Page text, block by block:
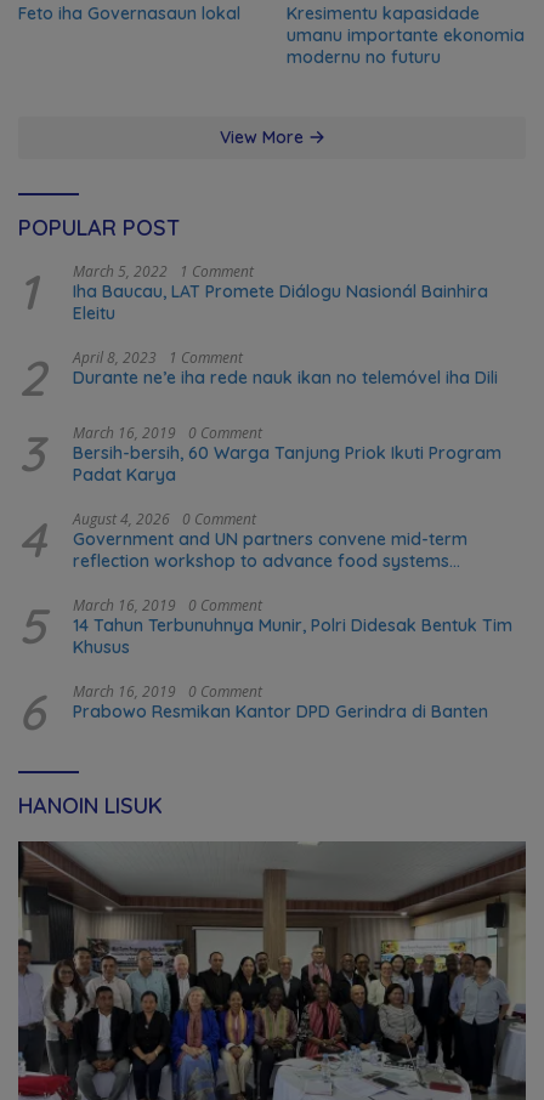
Feto iha Governasaun lokal
Kresimentu kapasidade
umanu importante ekonomia
modernu no futuru
View More
POPULAR POST
1 March 5, 2022 1 Comment
Iha Baucau, LAT Promete Diálogu Nasionál Bainhira
Eleitu
2 April 8, 2023 1 Comment
Durante ne’e iha rede nauk ikan no telemóvel iha Dili
3 March 16, 2019 0 Comment
Bersih-bersih, 60 Warga Tanjung Priok Ikuti Program
Padat Karya
4 August 4, 2026 0 Comment
Government and UN partners convene mid-term
reflection workshop to advance food systems
5 March 16, 2019 0 Comment
14 Tahun Terbunuhnya Munir, Polri Didesak Bentuk Tim
Khusus
6 March 16, 2019 0 Comment
Prabowo Resmikan Kantor DPD Gerindra di Banten
HANOIN LISUK